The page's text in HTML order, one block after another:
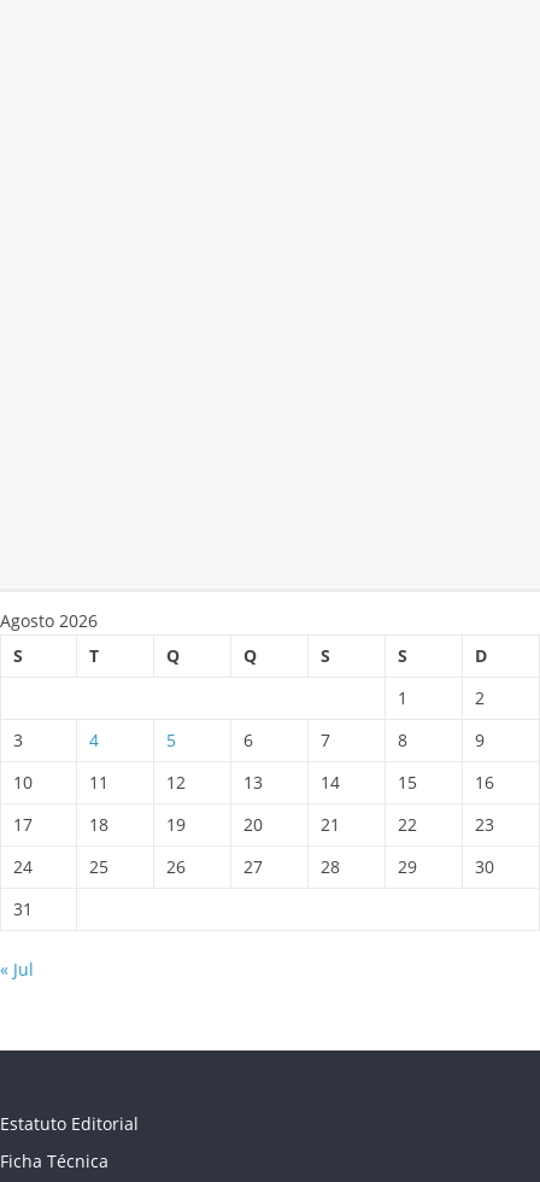
Agosto 2026
S
T Q Q S S
D
1
2
3
4 5 6 7 8
9
10
11 12 13 14 15
16
17
18 19 20 21 22
23
24
25 26 27 28 29
30
31
« Jul
Estatuto Editorial
Ficha Técnica